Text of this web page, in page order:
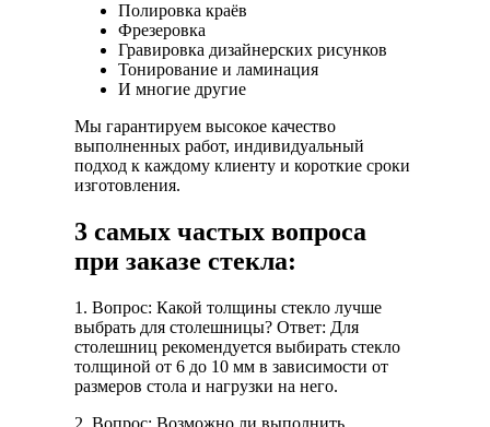
Полировка краёв
Фрезеровка
Гравировка дизайнерских рисунков
Тонирование и ламинация
И многие другие
Мы гарантируем высокое качество
выполненных работ, индивидуальный
подход к каждому клиенту и короткие сроки
изготовления.
3 самых частых вопроса
при заказе стекла:
1. Вопрос: Какой толщины стекло лучше
выбрать для столешницы? Ответ: Для
столешниц рекомендуется выбирать стекло
толщиной от 6 до 10 мм в зависимости от
размеров стола и нагрузки на него.